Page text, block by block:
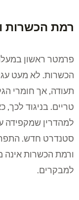
רמת הכשרות
פרמטר ראשון
הכשרות. לא מעט
תעודה, אך חומרי
טריים. בניגוד
למהדרין שמקפידה
סטנדרט חדש.
ורמת הכשרות
למבקרים.